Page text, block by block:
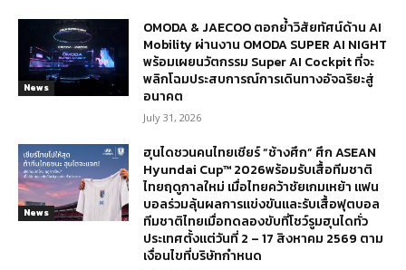
News
OMODA & JAECOO ตอกย้ำวิสัยทัศน์ด้าน AI
Mobility ผ่านงาน OMODA SUPER AI NIGHT
พร้อมเผยนวัตกรรม Super AI Cockpit ที่จะ
พลิกโฉมประสบการณ์การเดินทางอัจฉริยะสู่
อนาคต
July 31, 2026
News
ฮุนไดชวนคนไทยเชียร์ “ช้างศึก” ศึก ASEAN
Hyundai Cup™ 2026พร้อมรับเสื้อทีมชาติ
ไทยฤดูกาลใหม่ เมื่อไทยคว้าชัยเกมเหย้า แฟน
บอลร่วมลุ้นผลการแข่งขันและรับเสื้อฟุตบอล
ทีมชาติไทยเมื่อทดลองขับที่โชว์รูมฮุนไดทั่ว
ประเทศตั้งแต่วันที่ 2 – 17 สิงหาคม 2569 ตาม
เงื่อนไขที่บริษัทกำหนด